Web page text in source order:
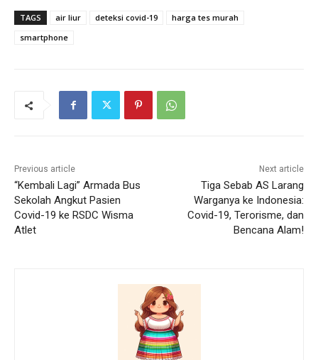
TAGS air liur deteksi covid-19
harga tes murah
smartphone
Previous article
“Kembali Lagi” Armada Bus
Sekolah Angkut Pasien
Covid-19 ke RSDC Wisma
Atlet
Next article
Tiga Sebab AS Larang
Warganya ke Indonesia:
Covid-19, Terorisme, dan
Bencana Alam!